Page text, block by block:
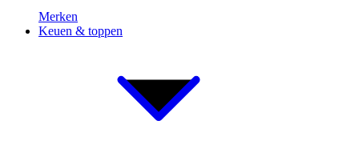
Merken
Keuen & toppen